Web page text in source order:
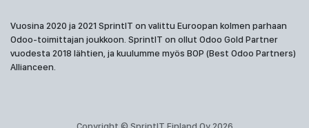
Vuosina 2020 ja 2021 SprintIT on valittu Euroopan kolmen parhaan
Odoo-toimittajan joukkoon. SprintIT on ollut Odoo Gold Partner
vuodesta 2018 lähtien, ja kuulumme myös BOP (Best Odoo Partners)
Allianceen.
Copyright © SprintIT Finland Oy 2026